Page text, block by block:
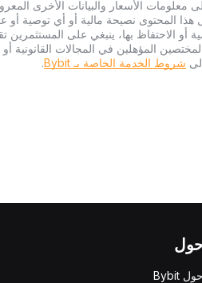
معلومات الأسعار والبيانات الأخرى
هذا المحتوى نصيحة مالية أو أي
أو الاحتفاظ بها، ينبغي على المستثمرين
المؤهلين في المجالات القانونية أو
شروط الخدمة الخاصة بـ Bybit .
حول Bybit